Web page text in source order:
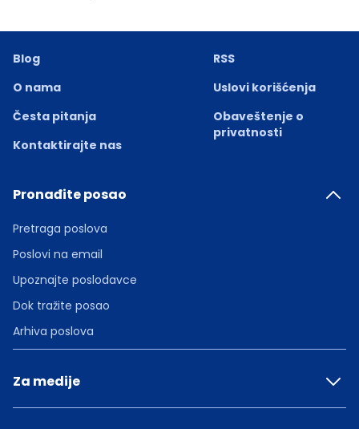
Blog
O nama
Česta pitanja
Kontaktirajte nas
RSS
Uslovi korišćenja
Obaveštenje o
privatnosti
Pronađite posao
Pretraga poslova
Poslovi na email
Upoznajte poslodavce
Dok tražite posao
Arhiva poslova
Za medije